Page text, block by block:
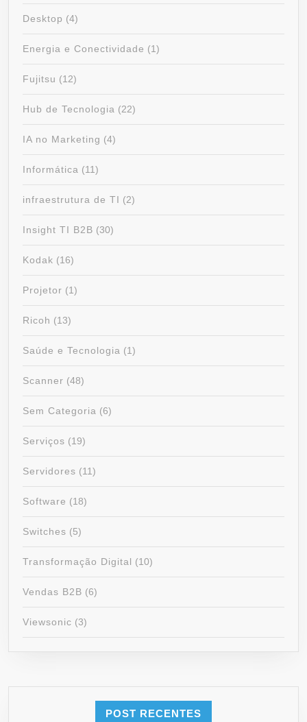
Desktop (4)
Energia e Conectividade (1)
Fujitsu (12)
Hub de Tecnologia (22)
IA no Marketing (4)
Informática (11)
infraestrutura de TI (2)
Insight TI B2B (30)
Kodak (16)
Projetor (1)
Ricoh (13)
Saúde e Tecnologia (1)
Scanner (48)
Sem Categoria (6)
Serviços (19)
Servidores (11)
Software (18)
Switches (5)
Transformação Digital (10)
Vendas B2B (6)
Viewsonic (3)
POST RECENTES